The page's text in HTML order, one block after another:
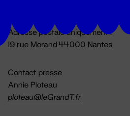
Adresse postale uniquement :
19 rue Morand 44000 Nantes
Contact presse
Annie Ploteau
ploteau@leGrandT.fr